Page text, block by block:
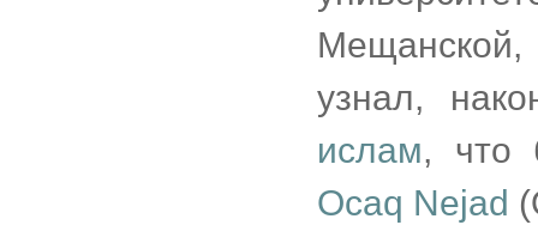
Мещанской,
узнал,
ислам, что
Ocaq Nejad